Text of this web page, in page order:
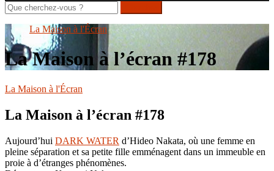
Rechercher
sur
le
site
La Maison à l'Écran
La Maison à l’écran #178
La Maison à l'Écran
La Maison à l’écran #178
Aujourd’hui DARK WATER d’Hideo Nakata, où une femme en
pleine séparation et sa petite fille emménagent dans un immeuble en
proie à d’étranges phénomènes.